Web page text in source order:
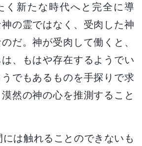
く新たな時代へと完全に導
の霊ではなく、受肉した神
だ。神が受肉して働くと、
、もはや存在するようでい
でもあるものを手探りで求
然の神の心を推測すること
は触れることのできないも